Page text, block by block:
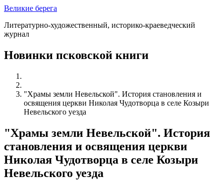
Великие берега
Литературно-художественный, историко-краеведческий
журнал
Новинки псковской книги
"Храмы земли Невельской". История становления и
освящения церкви Николая Чудотворца в селе Козыри
Невельского уезда
"Храмы земли Невельской". История
становления и освящения церкви
Николая Чудотворца в селе Козыри
Невельского уезда